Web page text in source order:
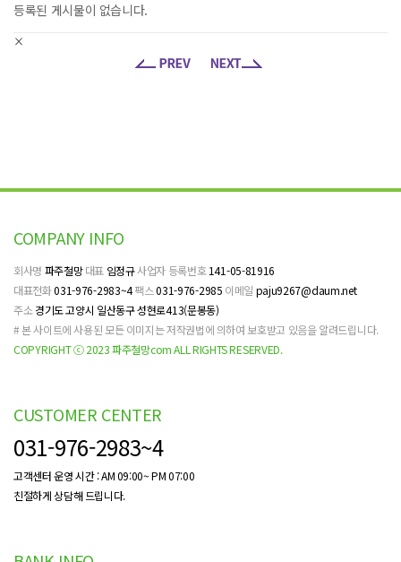
등록된 게시물이 없습니다.
×
COMPANY INFO
회사명 파주철망대표 임정규사업자 등록번호141-05-81916
대표전화031-976-2983~4팩스031-976-2985 이메일 paju9267@daum.net
주소경기도 고양시 일산동구 성현로413(문봉동)
# 본 사이트에 사용된 모든 이미지는 저작권법에 의하여 보호받고 있음을 알려드립니다.
COPYRIGHT ⓒ2023 파주철망com ALL RIGHTS RESERVED.
CUSTOMER CENTER
031-976-2983~4
고객센터 운영 시간 : AM 09:00~ PM 07:00
친절하게 상담해 드립니다.